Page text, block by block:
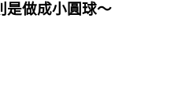
是做成小圓球～